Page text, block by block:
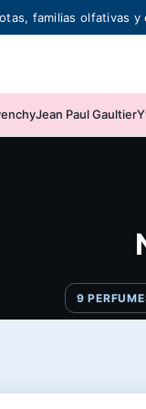
familias olfativas y
Jean Paul Gaultier
9